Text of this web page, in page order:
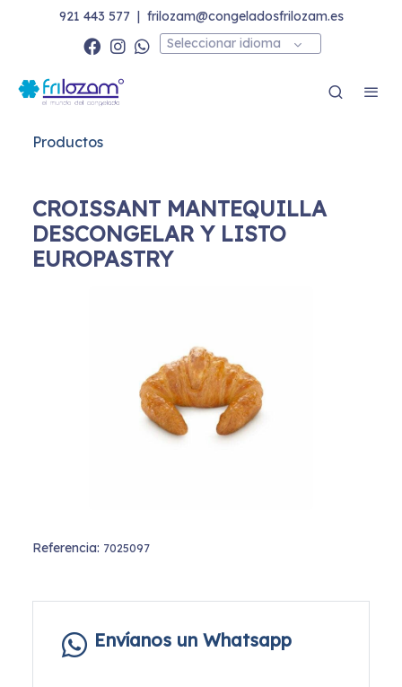
921 443 577 | frilozam@congeladosfrilozam.es
Seleccionar idioma
Productos
CROISSANT MANTEQUILLA
DESCONGELAR Y LISTO
EUROPASTRY
Referencia: 7025097
Envíanos un Whatsapp